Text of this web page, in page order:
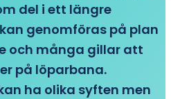
del i ett längre
genomföras på plan
och många gillar att
på löparbana.
ha olika syften men